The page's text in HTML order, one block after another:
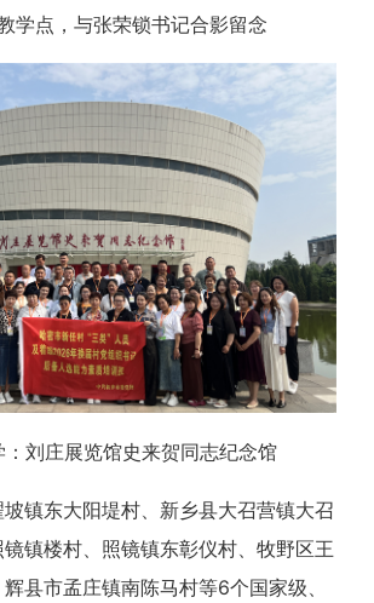
学点，与张荣锁书记合影留念
：刘庄展览馆史来贺同志纪念馆
镇东大阳堤村、新乡县大召营镇大召
镇楼村、照镜镇东彰仪村、牧野区王
县市孟庄镇南陈马村等6个国家级、